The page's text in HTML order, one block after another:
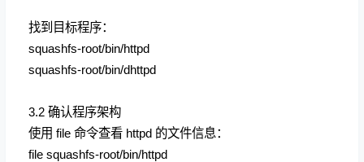
找到目标程序：
squashfs-root/bin/httpd
squashfs-root/bin/dhttpd
3.2 确认程序架构
使用 file 命令查看 httpd 的文件信息：
file squashfs-root/bin/httpd